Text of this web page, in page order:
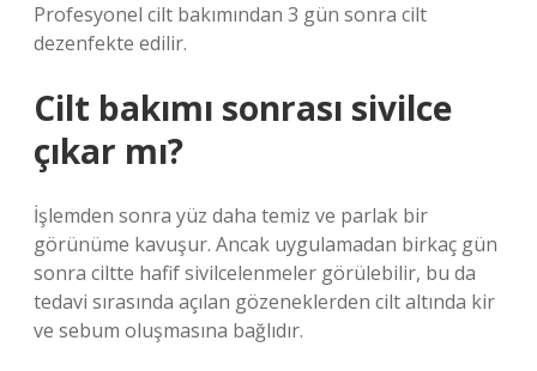
Profesyonel cilt bakımından 3 gün sonra cilt
dezenfekte edilir.
Cilt bakımı sonrası sivilce
çıkar mı?
İşlemden sonra yüz daha temiz ve parlak bir
görünüme kavuşur. Ancak uygulamadan birkaç gün
sonra ciltte hafif sivilcelenmeler görülebilir, bu da
tedavi sırasında açılan gözeneklerden cilt altında kir
ve sebum oluşmasına bağlıdır.